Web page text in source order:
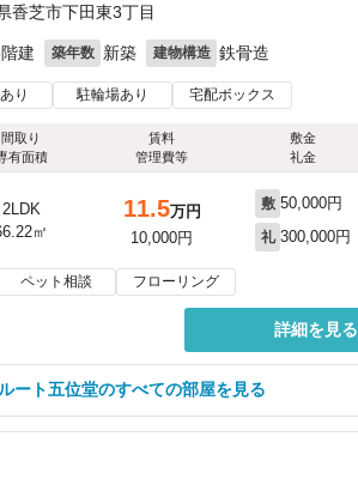
香芝市下田東3丁目
建 築年数 新築 建物構造 鉄骨造
り 駐輪場あり 宅配ボックス
間取り
有面積
賃料
管理費等
敷金
礼金
2LDK
㎡
11.5万円
10,000円
敷 50,000円
礼 300,000円
ペット相談 フローリング
詳細を見る
ート五位堂のすべての部屋を見る